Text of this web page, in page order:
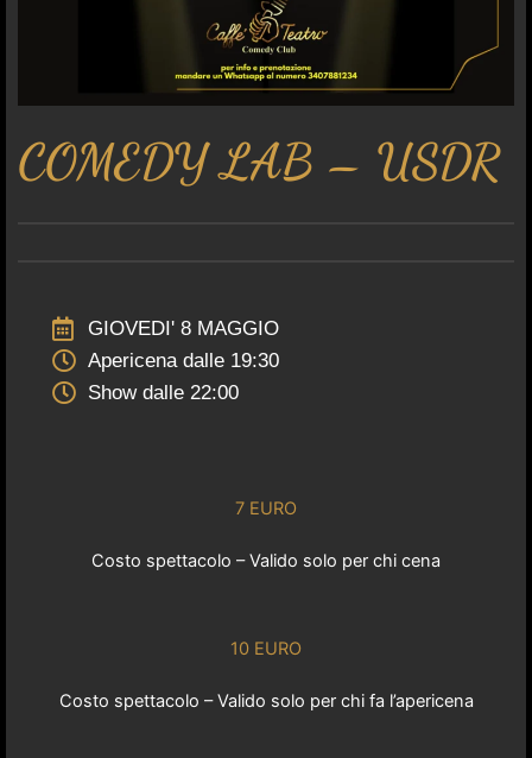
COMEDY LAB – USDR
GIOVEDI' 8 MAGGIO
Apericena dalle 19:30
Show dalle 22:00
7 EURO
Costo spettacolo – Valido solo per chi cena
10 EURO
Costo spettacolo – Valido solo per chi fa l’apericena